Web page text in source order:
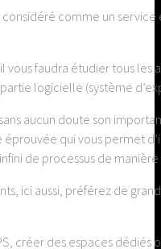
comme un service
faudra étudier tous les
logicielle (système
aucun doute son
qui vous permet
de processus de
ici aussi, préférez de
créer des espaces